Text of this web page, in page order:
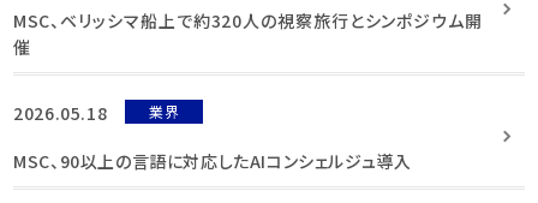
MSC、ベリッシマ船上で約320人の視察旅行とシンポジウム開
催
2026.05.18 業界
MSC、90以上の言語に対応したAIコンシェルジュ導入